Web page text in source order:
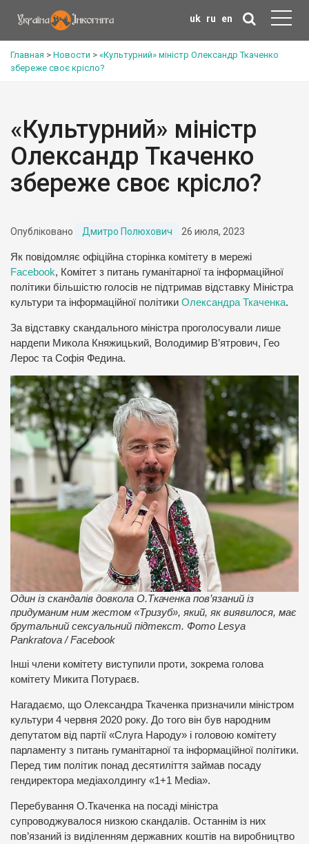
uk ru en
Главная > Новости > «Культурний» міністр Олександр Ткаченко
збереже своє крісло?
«Культурний» міністр
Олександр Ткаченко
збереже своє крісло?
Опубліковано Дмитро Полюхович 26 июля, 2023
Як повідомляє офіційна сторінка комітету в мережі
Facebook, Комітет з питань гуманітарної та інформаційної
політики більшістю голосів не підтримав відставку Міністра
культури та інформаційної політики Олександра Ткаченка.
За відставку скандального міністра проголосували лише
нардепи Микола Княжицький, Володимир В’ятрович, Гео
Лерос та Софія Федина.
Один із скандалів довкола О.Ткаченка пов’язаний із
придуманим ним жестом «Тризуб», який, як виявилося, має
брутальний сексуальний підтекст. Фото Lesya
Pankratova / Facebook
Інші члени комітету виступили проти, зокрема голова
комітету Микита Потураєв.
Нагадаємо, що Олександра Ткаченка призначили міністром
культури 4 червня 2020 року. До того він був народним
депутатом від партії «Слуга Народу» і головою комітету
парламенту з питань гуманітарної та інформаційної політики.
Перед тим політик понад десятиліття займав посаду
гендиректора медіахолдингу «1+1 Media».
Перебування О.Ткаченка на посаді міністра
супроводжувалося низкою скандалів. Останнім із них
пов’язаний із виділенням державних коштів на виробництво